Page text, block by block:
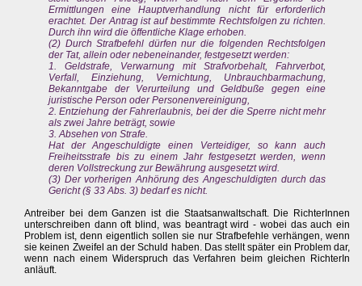
Ermittlungen eine Hauptverhandlung nicht für erforderlich
erachtet. Der Antrag ist auf bestimmte Rechtsfolgen zu richten.
Durch ihn wird die öffentliche Klage erhoben.
(2) Durch Strafbefehl dürfen nur die folgenden Rechtsfolgen
der Tat, allein oder nebeneinander, festgesetzt werden:
1. Geldstrafe, Verwarnung mit Strafvorbehalt, Fahrverbot,
Verfall, Einziehung, Vernichtung, Unbrauchbarmachung,
Bekanntgabe der Verurteilung und Geldbuße gegen eine
juristische Person oder Personenvereinigung,
2. Entziehung der Fahrerlaubnis, bei der die Sperre nicht mehr
als zwei Jahre beträgt, sowie
3. Absehen von Strafe.
Hat der Angeschuldigte einen Verteidiger, so kann auch
Freiheitsstrafe bis zu einem Jahr festgesetzt werden, wenn
deren Vollstreckung zur Bewährung ausgesetzt wird.
(3) Der vorherigen Anhörung des Angeschuldigten durch das
Gericht (§ 33 Abs. 3) bedarf es nicht.
Antreiber bei dem Ganzen ist die Staatsanwaltschaft. Die RichterInnen
unterschreiben dann oft blind, was beantragt wird - wobei das auch ein
Problem ist, denn eigentlich sollen sie nur Strafbefehle verhängen, wenn
sie keinen Zweifel an der Schuld haben. Das stellt später ein Problem dar,
wenn nach einem Widerspruch das Verfahren beim gleichen RichterIn
anläuft.